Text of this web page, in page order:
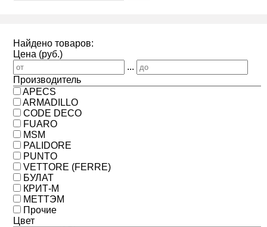
Найдено товаров:
Цена (руб.)
...
Производитель
APECS
ARMADILLO
CODE DECO
FUARO
MSM
PALIDORE
PUNTO
VETTORE (FERRE)
БУЛАТ
КРИТ-М
МЕТТЭМ
Прочие
Цвет